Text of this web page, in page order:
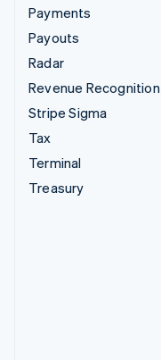
Payments
Payouts
Radar
Revenue Recognition
Stripe Sigma
Tax
Terminal
Treasury